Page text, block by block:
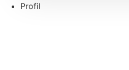
Profil